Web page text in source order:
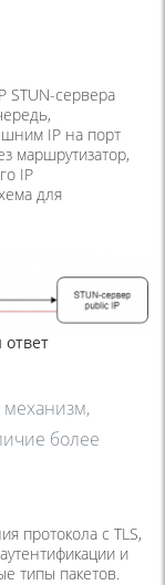
STUN-сервера
IP на порт
маршрутизатор,
IP
для
ответ
механизм,
более
протокола с TLS,
и
типы пакетов.